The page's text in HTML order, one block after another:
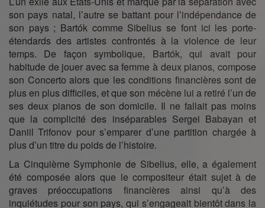
son pays natal, l’autre se battant pour l’indépendance de
son pays ; Bartók comme Sibelius se font ici les porte-
étendards des artistes confrontés à la violence de leur
temps. De façon symbolique, Bartók, qui avait pour
habitude de jouer avec sa femme à deux pianos, compose
son Concerto alors que les conditions financières sont de
plus en plus difficiles, et que son mécène lui a retiré l’un de
ses deux pianos de son domicile. Il ne fallait pas moins
que la complicité des inséparables Sergei Babayan et
Daniil Trifonov pour s’emparer d’une partition chargée à
plus d’un titre du poids de l’histoire.
La Cinquième Symphonie de Sibelius, elle, a également
été composée alors que le compositeur était sujet à de
graves préoccupations financières ainsi qu’à des
inquiétudes pour son pays, qui s’engageait bientôt dans la